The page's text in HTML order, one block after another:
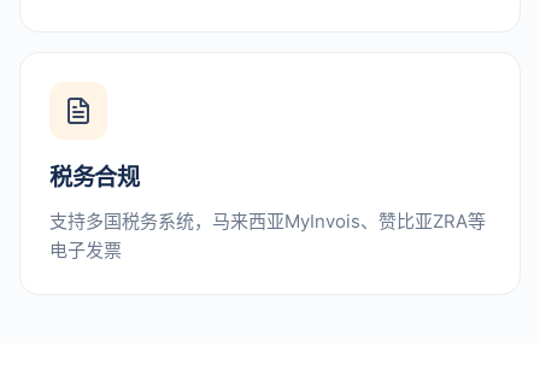
税务合规
支持多国税务系统，马来西亚MyInvois、赞比亚ZRA等
电子发票